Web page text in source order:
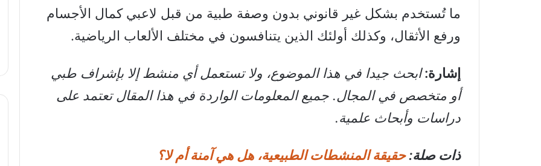
ما تُستخدم بشكل غير قانوني بدون وصفة طبية من قبل لاعبي كمال الأجسام
ورفع الأثقال، وكذلك أولئك الذين يتنافسون في مختلف الألعاب الرياضية.
إشارة:ابحث جيدا في هذا الموضوع، ولا تستعمل أي منشط إلا بإشراف طبي
أو متخصص في المجال. جميع المعلومات الواردة في هذا المقال تعتمد على
دراسات وأبحاث علمية.
ذات صلة:حقيقة المنشطات الطبيعية، هل هي آمنة أم لا؟